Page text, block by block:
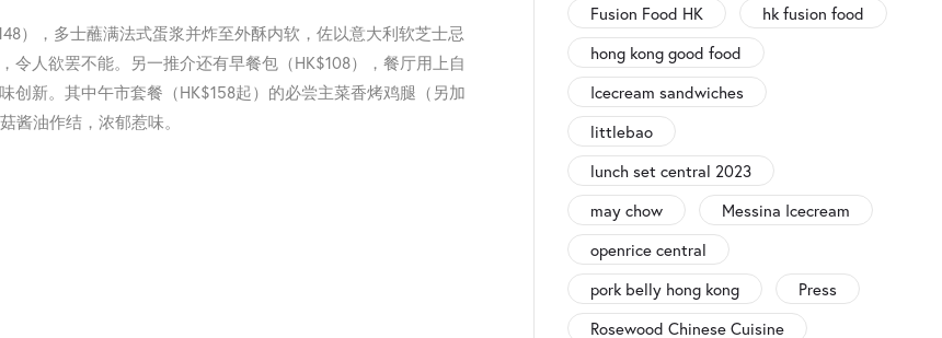
），多士蘸满法式蛋浆并炸至外酥内软，佐以意大利软芝士忌
人欲罢不能。另一推介还有早餐包（HK$108），餐厅用上自
新。其中午市套餐（HK$158起）的必尝主菜香烤鸡腿（另加
酱油作结，浓郁惹味。
Fusion Food HK
hk fusion food
hong kong good food
Icecream sandwiches
littlebao
lunch set central 2023
may chow
Messina Icecream
openrice central
pork belly hong kong
Press
Rosewood Chinese Cuisine